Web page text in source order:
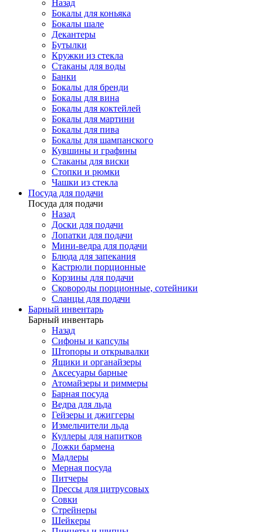
Назад
Бокалы для коньяка
Бокалы шале
Декантеры
Бутылки
Кружки из стекла
Стаканы для воды
Банки
Бокалы для бренди
Бокалы для вина
Бокалы для коктейлей
Бокалы для мартини
Бокалы для пива
Бокалы для шампанского
Кувшины и графины
Стаканы для виски
Стопки и рюмки
Чашки из стекла
Посуда для подачи
Посуда для подачи
Назад
Доски для подачи
Лопатки для подачи
Мини-ведра для подачи
Блюда для запекания
Кастрюли порционные
Корзины для подачи
Сковороды порционные, сотейники
Сланцы для подачи
Барный инвентарь
Барный инвентарь
Назад
Сифоны и капсулы
Штопоры и открывалки
Ящики и органайзеры
Аксесуары барные
Атомайзеры и риммеры
Барная посуда
Ведра для льда
Гейзеры и джиггеры
Измельчители льда
Куллеры для напитков
Ложки бармена
Мадлеры
Мерная посуда
Питчеры
Прессы для цитрусовых
Совки
Стрейнеры
Шейкеры